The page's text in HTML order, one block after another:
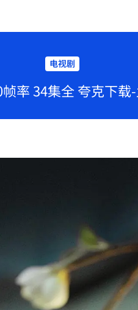
电视剧
率 34集全 夸克下